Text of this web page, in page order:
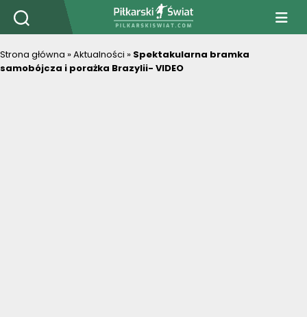
PiłkarskiSwiat.com
Strona główna »Aktualności » Spektakularna bramka
samobójcza i porażka Brazylii- VIDEO